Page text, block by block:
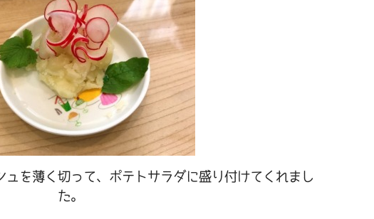
を薄く切って、ポテトサラダに盛り付けてくれまし
た。